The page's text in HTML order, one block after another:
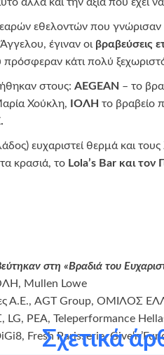
εθελοντών που γνώρισαν
έγιναν οι βραβεύσεις
κάτι πολύ
στους: AEGEAN – το
Χούκλη, ΙΟΛΗ το βραβείο
.
ευχαριστεί θερμά και
κρασιά, το Lola’s Bar και τον
στη «Βραδιά του
Mullen Lowe
Α.Ε., AGT Group, ΟΜΙΛΟΣ
ΡΕΑ, Teleperformance
Fresh Parisserie,
Σχετικά